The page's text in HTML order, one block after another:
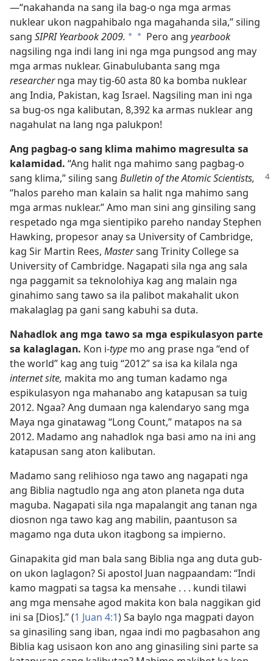
—“nakahanda na sang ila bag-o nga mga armas
nuklear ukon nagpahibalo nga magahanda sila,” siling
sang SIPRI Yearbook 2009. * * Pero ang yearbook
nagsiling nga indi lang ini nga mga pungsod ang may
mga armas nuklear. Ginabulubanta sang mga
researchernga may tig-60 asta 80 ka bomba nuklear
ang India, Pakistan, kag Israel. Nagsiling man ini nga
sa bug-os nga kalibutan, 8,392 ka armas nuklear ang
nagahulat na lang nga palukpon!
Ang pagbag-o sang klima mahimo magresulta sa
kalamidad. “Ang halit nga mahimo sang pagbag-o
sang klima,” siling sang Bulletinof the Atomic Scientists,
“halos pareho man kalain sa halit nga mahimo sang
mga armas nuklear.” Amo man sini ang ginsiling sang
respetado nga mga sientipiko pareho nanday Stephen
Hawking, propesor anay sa University of Cambridge,
kag Sir Martin Rees, Mastersang Trinity College sa
University of Cambridge. Nagapati sila nga ang sala
nga paggamit sa teknolohiya kag ang malain nga
ginahimo sang tawo sa ila palibot makahalit ukon
makalaglag pa gani sang kabuhi sa duta.
Nahadlok ang mga tawo sa mga espikulasyon parte
sa kalaglagan. Kon i-type mo ang prase nga “end of
the world” kag ang tuig “2012” sa isa ka kilala nga
internet site, makita mo ang tuman kadamo nga
espikulasyon nga mahanabo ang katapusan sa tuig
2012. Ngaa? Ang dumaan nga kalendaryo sang mga
Maya nga ginatawag “Long Count,” matapos na sa
2012. Madamo ang nahadlok nga basi amo na ini ang
katapusan sang aton kalibutan.
Madamo sang relihioso nga tawo ang nagapati nga
ang Biblia nagtudlo nga ang aton planeta nga duta
maguba. Nagapati sila nga mapalangit ang tanan nga
diosnon nga tawo kag ang mabilin, paantuson sa
magamo nga duta ukon itagbong sa impierno.
Ginapakita gid man bala sang Biblia nga ang duta gub-
on ukon laglagon? Si apostol Juan nagpaandam: “Indi
kamo magpati sa tagsa ka mensahe . . . kundi tilawi
ang mga mensahe agod makita kon bala naggikan gid
ini sa [Dios].” (1 Juan 4:1) Sa baylo nga magpati dayon
sa ginasiling sang iban, ngaa indi mo pagbasahon ang
Biblia kag usisaon kon ano ang ginasiling sini parte sa